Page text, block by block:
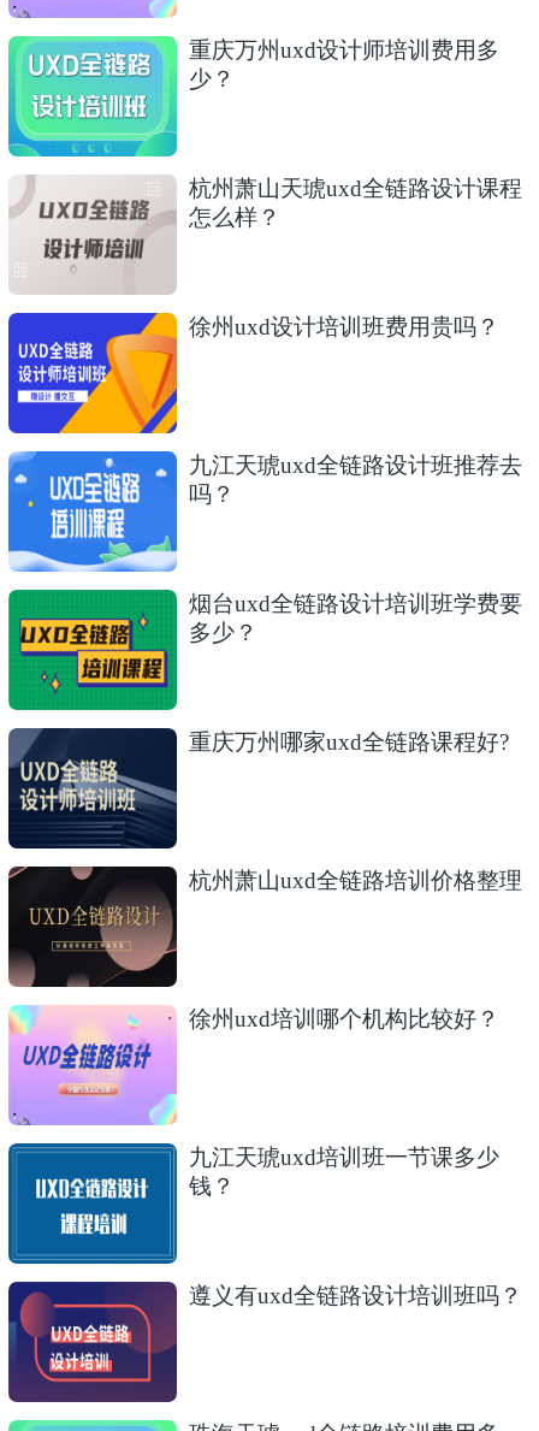
重庆万州uxd设计师培训费用多
少？
杭州萧山天琥uxd全链路设计课程
怎么样？
徐州uxd设计培训班费用贵吗？
九江天琥uxd全链路设计班推荐去
吗？
烟台uxd全链路设计培训班学费要
多少？
重庆万州哪家uxd全链路课程好?
杭州萧山uxd全链路培训价格整理
徐州uxd培训哪个机构比较好？
九江天琥uxd培训班一节课多少
钱？
遵义有uxd全链路设计培训班吗？